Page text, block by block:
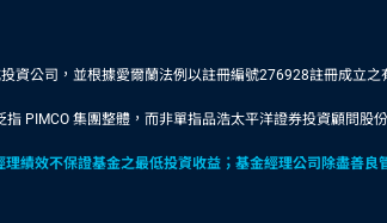
資公司，並根據愛爾蘭法例以註冊編號276928註冊成立之
PIMCO 集團整體，而非單指品浩太平洋證券投資顧問股
績效不保證基金之最低投資收益；基金經理公司除盡善